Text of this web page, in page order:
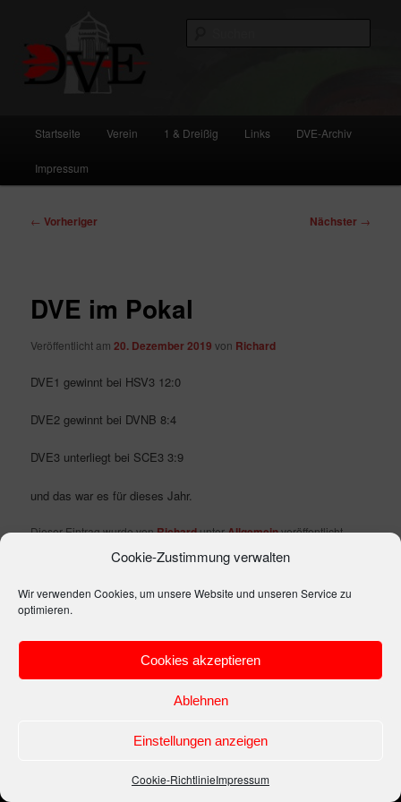
Cookie-Zustimmung verwalten
Wir verwenden Cookies, um unsere Website und unseren Service zu
optimieren.
Cookies akzeptieren
Ablehnen
Einstellungen anzeigen
Cookie-RichtlinieImpressum
Inhalt
springenDVE
Startseite Verein 1 & Dreißig Links DVE-Archiv
Impressum
Beitragsnavigation
← Vorheriger Nächster →
DVE im Pokal
Veröffentlicht am20. Dezember 2019 von Richard
DVE1 gewinnt bei HSV3 12:0
DVE2 gewinnt bei DVNB 8:4
DVE3 unterliegt bei SCE3 3:9
und das war es für dieses Jahr.
Dieser Eintrag wurde vonRichardunterAllgemeinveröffentlicht.